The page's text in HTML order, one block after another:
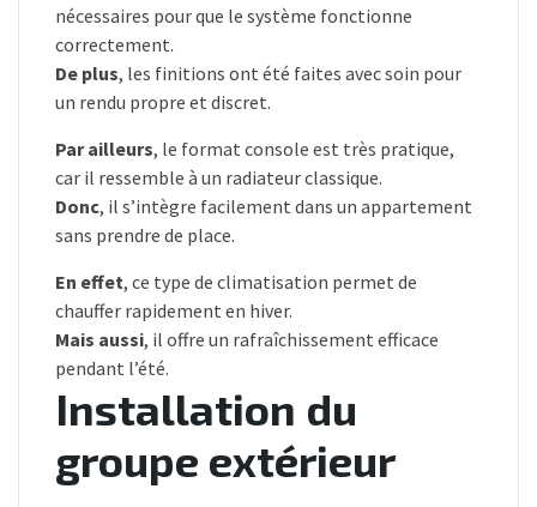
nécessaires pour que le système fonctionne
correctement.
De plus, les finitions ont été faites avec soin pour
un rendu propre et discret.
Par ailleurs, le format console est très pratique,
car il ressemble à un radiateur classique.
Donc, il s’intègre facilement dans un appartement
sans prendre de place.
En effet, ce type de climatisation permet de
chauffer rapidement en hiver.
Mais aussi, il offre un rafraîchissement efficace
pendant l’été.
Installation du
groupe extérieur